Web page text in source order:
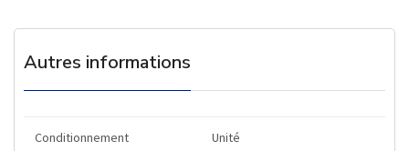
Autres informations
Conditionnement Unité